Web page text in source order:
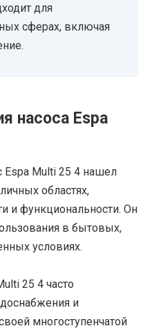
для
сферах, включая
насоса Espa
Espa Multi 25 4 нашел
областях,
и функциональности. Он
в бытовых,
условиях.
25 4 часто
и
многоступенчатой